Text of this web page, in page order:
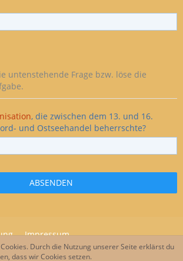
untenstehende Frage bzw. löse die
, die zwischen dem 13. und 16.
und Ostseehandel beherrschte?
Impressum
Durch die Nutzung unserer Seite erklärst du
dass wir Cookies setzen.